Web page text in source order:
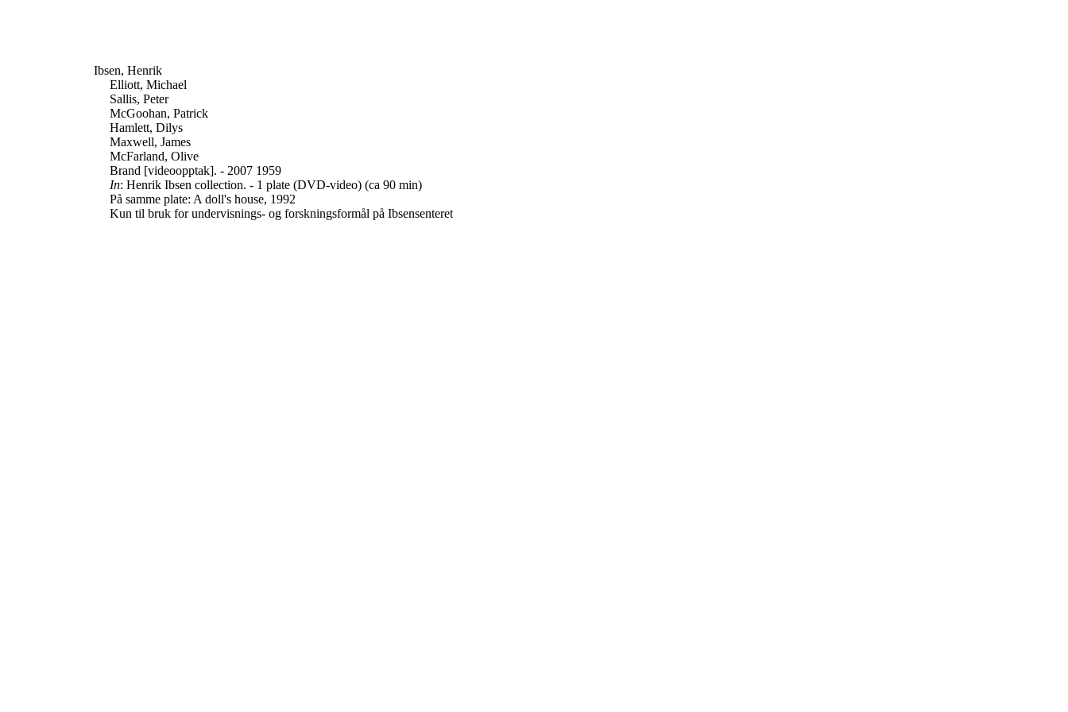
Ibsen, Henrik
Elliott, Michael
Sallis, Peter
McGoohan, Patrick
Hamlett, Dilys
Maxwell, James
McFarland, Olive
Brand [videoopptak]. - 2007 1959
In: Henrik Ibsen collection. - 1 plate (DVD-video) (ca 90 min)
På samme plate: A doll's house, 1992
Kun til bruk for undervisnings- og forskningsformål på Ibsensenteret